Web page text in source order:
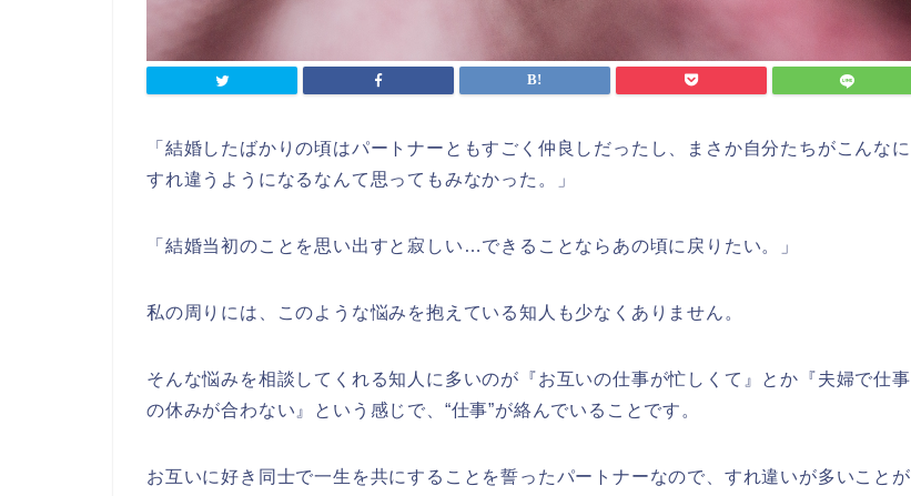
「結婚したばかりの頃はパートナーともすごく仲良しだったし、まさか自分たちがこんなに
すれ違うようになるなんて思ってもみなかった。」
「結婚当初のことを思い出すと寂しい…できることならあの頃に戻りたい。」
私の周りには、このような悩みを抱えている知人も少なくありません。
そんな悩みを相談してくれる知人に多いのが『お互いの仕事が忙しくて』とか『夫婦で仕事
の休みが合わない』という感じで、“仕事”が絡んでいることです。
お互いに好き同士で一生を共にすることを誓ったパートナーなので、すれ違いが多いことが